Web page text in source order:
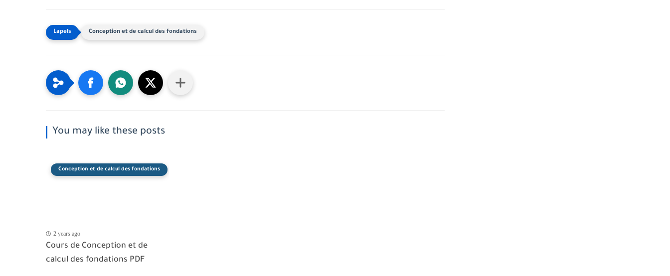
Conception et de calcul des fondations
You may like these posts
Conception et de calcul des fondations
2 years ago
Cours de Conception et de
calcul des fondations PDF